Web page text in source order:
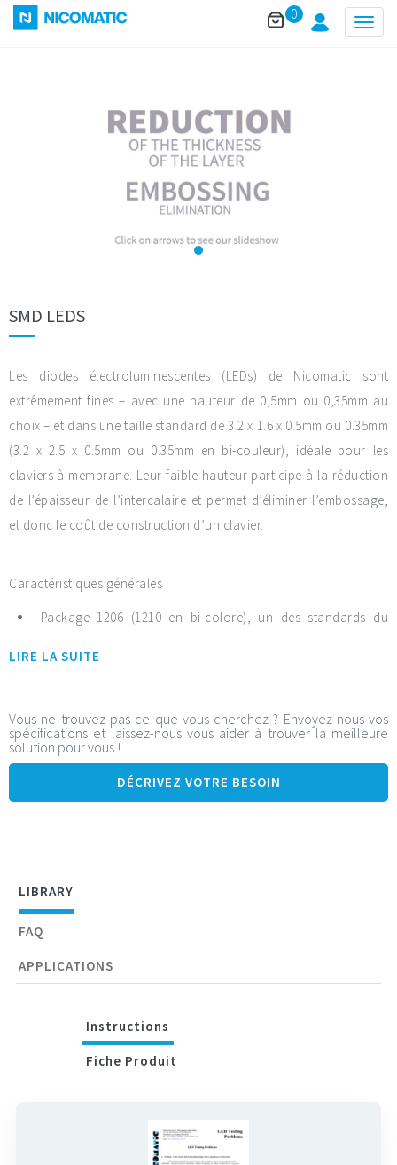
0
SMD LEDS
Les diodes électroluminescentes (LEDs) de Nicomatic sont
extrêmement fines – avec une hauteur de 0,5mm ou 0,35mm au
choix – et dans une taille standard de 3.2 x 1.6 x 0.5mm ou 0.35mm
(3.2 x 2.5 x 0.5mm ou 0.35mm en bi-couleur), idéale pour les
claviers à membrane. Leur faible hauteur participe à la réduction
de l’épaisseur de l’intercalaire et permet d’éliminer l’embossage,
et donc le coût de construction d’un clavier.
Caractéristiques générales :
Package 1206 (1210 en bi-colore), un des standards du
Bobine avec bande de largeur 8mm pour machines Pick &
Disponible sur stock
Peut être allumée à courant plus faible
Valeur ESD à 2 000V pour les 0,35mm
LIRE LA SUITE
Vous ne trouvez pas ce que vous cherchez ? Envoyez-nous vos
spécifications et laissez-nous vous aider à trouver la meilleure
solution pour vous !
DÉCRIVEZ VOTRE BESOIN
LIBRARY
FAQ
APPLICATIONS
Instructions
Fiche Produit